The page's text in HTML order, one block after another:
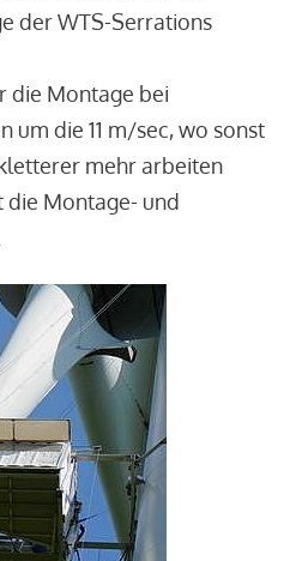
der WTS-Serrations
die Montage bei
um die 11 m/sec, wo sonst
mehr arbeiten
die Montage- und